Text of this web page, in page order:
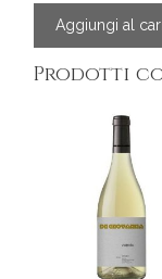
Aggiungi al
Prodotti